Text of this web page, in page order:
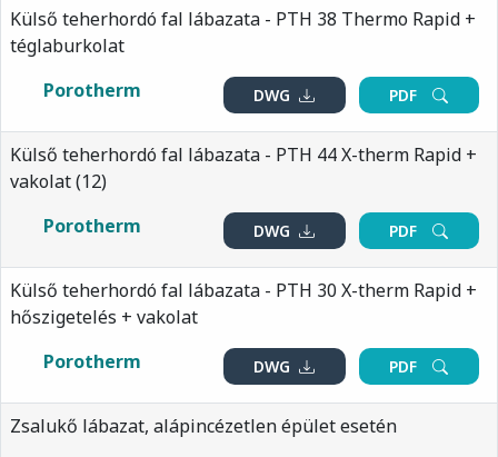
Külső teherhordó fal lábazata - PTH 38 Thermo Rapid +
téglaburkolat
Porotherm
DWG PDF
Külső teherhordó fal lábazata - PTH 44 X-therm Rapid +
vakolat (12)
Porotherm
DWG PDF
Külső teherhordó fal lábazata - PTH 30 X-therm Rapid +
hőszigetelés + vakolat
Porotherm
DWG PDF
Zsalukő lábazat, alápincézetlen épület esetén